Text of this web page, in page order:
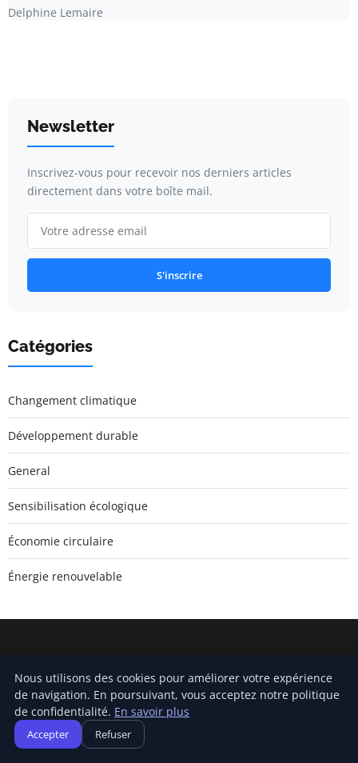
Delphine Lemaire
Newsletter
Inscrivez-vous pour recevoir nos derniers articles
directement dans votre boîte mail.
S'inscrire
Catégories
Changement climatique
Développement durable
General
Sensibilisation écologique
Économie circulaire
Énergie renouvelable
Inscrivez-vous pour recevoir nos derniers articles directement
dans votre boîte mail.
Nous utilisons des cookies pour améliorer votre expérience
de navigation. En poursuivant, vous acceptez notre politique
de confidentialité. En savoir plus
Accepter Refuser